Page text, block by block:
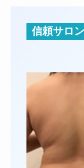
信頼サロ